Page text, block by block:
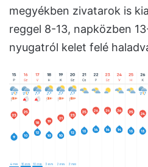
megyékben zivatarok is
reggel 8-13, napközben
nyugatról kelet felé